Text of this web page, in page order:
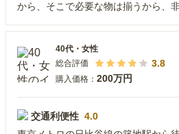
から、そこで必要な物は揃うから、非
40代 ・ 女性
総合評価
3.8
購入価格： 200万円
交通利便性 4.0